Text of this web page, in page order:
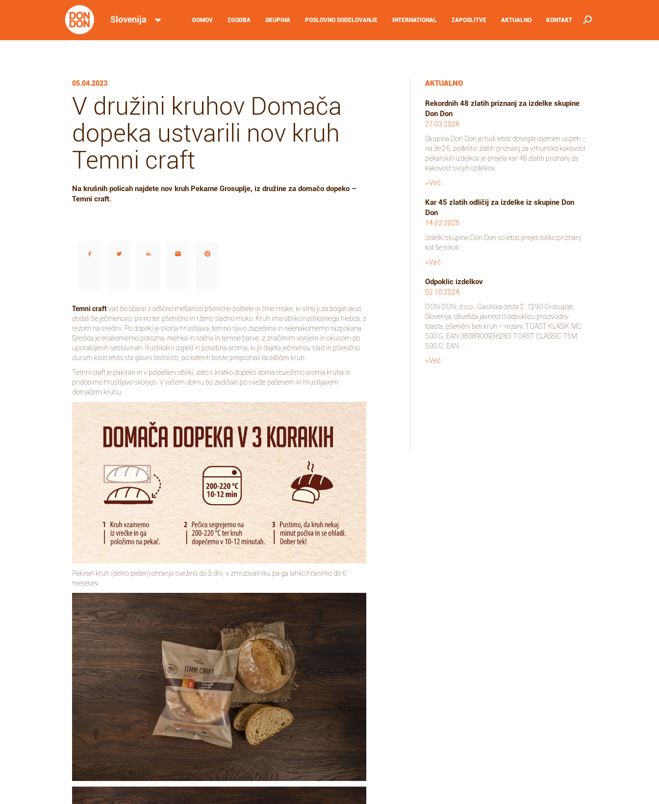
Slovenija DOMOV ZGODBA SKUPINA POSLOVNO SODELOVANJE INTERNATIONAL ZAPOSLITVE AKTUALNO KONTAKT
05.04.2023
V družini kruhov Domača
dopeka ustvarili nov kruh
Temni craft
Na krušnih policah najdete nov kruh Pekarne Grosuplje, iz družine za domačo dopeko –
Temni craft.
Temni craftvas bo očaral z odlično mešanico pšenične polbele in črne moke, ki smo ji za bogat okus
dodali še ječmenovo, pirino ter pšenično in rženo sladno moko. Kruh ima obliko rustikalnega hlebca, z
rezom na sredini. Po dopeki je skorja hrustljava, temno rjavo zapečena in neenakomerno razpokana.
Sredica je enakomerno porozna, mehka in sočna in temne barve, z značilnim vonjem in okusom po
uporabljenih sestavinah. Rustikalni izgled in posebna aroma, ki jo dajeta ječmenov slad in pšenično
durum kislo testo sta glavni lastnosti, po katerih boste prepoznali ta odličen kruh.
Temni craft je pakiran in v polpečeni obliki, zato s kratko dopeko doma osvežimo aroma kruha in
pridobimo hrustljavo skorjico. V vašem domu bo zadišalo po sveže pečenem in hrustljavem
domačem kruhu.
Pakiran kruh (delno pečen) ohranja svežino do 3 dni, v zmrzovalniku pa ga lahko hranimo do 6
mesecev.
AKTUALNO
Rekordnih 48 zlatih priznanj za izdelke skupine
Don Don
27.03.2026
Skupina Don Don je tudi letos dosegla izjemen uspeh –
na že 26. podelitvi zlatih priznanj za vrhunsko kakovost
pekarskih izdelkov je prejela kar 48 zlatih priznanj za
kakovost svojih izdelkov.
>Več
Kar 45 zlatih odličij za izdelke iz skupine Don
Don
14.02.2025
Izdelki skupine Don Don so letos prejeli toliko priznanj
kot še nikoli.
>Več
Odpoklic izdelkov
02.10.2024
DON DON, d.o.o., Gasilska cesta 2, 1290 Grosuplje,
Slovenija, obvešča javnost o odpoklicu proizvodov
toasta, pšenični beli kruh – rezani: TOAST KLASIK MC
500 G, EAN 3838900936283 TOAST CLASSIC T5M
500 G, EAN ...
>Več